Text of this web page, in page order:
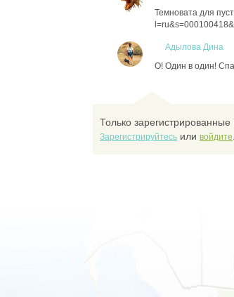
Темновата для
Адылова Дина
О! Один в один!
Только зарегистрированные
Зарегистрируйтесь или войдите